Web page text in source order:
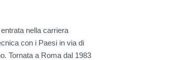
nella carriera
con i Paesi in via di
Tornata a Roma dal 1983